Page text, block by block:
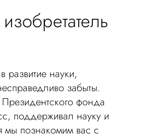
науки,
забыты.
фонда
поддерживал науку и
мы познакомим вас с